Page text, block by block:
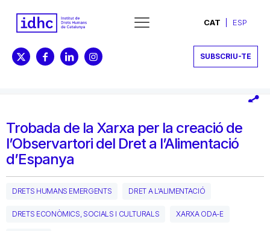
CAT ESP
SUBSCRIU-TE
Trobada de la Xarxa per la creació de
l’Observartori del Dret a l’Alimentació
d’Espanya
DRETS HUMANS EMERGENTS DRET A L'ALIMENTACIÓ
DRETS ECONÒMICS, SOCIALS I CULTURALS XARXA ODA-E